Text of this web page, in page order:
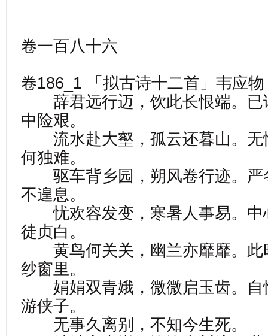
卷一百八十六
卷186_1 「拟古诗十二首」韦应
辞君远行迈，饮此长恨端。已
中险艰。
流水赴大壑，孤云还暮山。无
何独难。
驱车背乡园，朔风卷行迹。严
不遑息。
忧欢容发变，寒暑人事易。中
徒贞白。
黄鸟何关关，幽兰亦靡靡。此
纱窗里。
娟娟双青娥，微微启玉齿。自
游侠子。
无事久离别，不知今生死。